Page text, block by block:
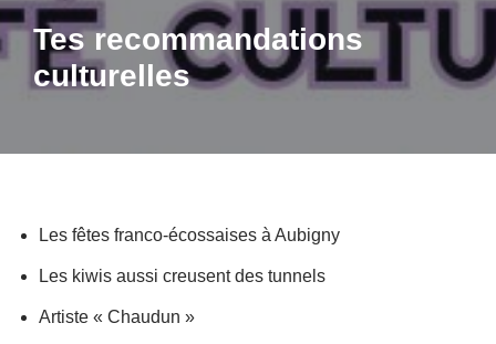
Tes recommandations
culturelles
Les fêtes franco-écossaises à Aubigny
Les kiwis aussi creusent des tunnels
Artiste « Chaudun »